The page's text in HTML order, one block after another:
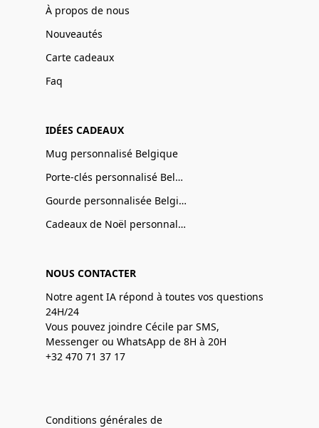
À propos de nous
Nouveautés
Carte cadeaux
Faq
IDÉES CADEAUX
Mug personnalisé Belgique
Porte-clés personnalisé Belgique
Gourde personnalisée Belgique
Cadeaux de Noël personnalisé Belgique
NOUS CONTACTER
Notre agent IA répond à toutes vos questions
24H/24
Vous pouvez joindre Cécile par SMS,
Messenger ou WhatsApp de 8H à 20H
+32 470 71 37 17
Conditions générales de